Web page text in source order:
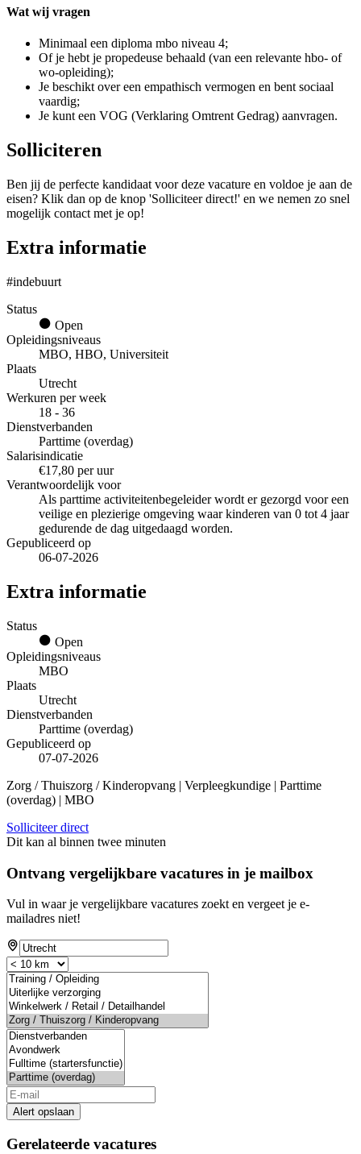
Wat wij vragen
Minimaal een diploma mbo niveau 4;
Of je hebt je propedeuse behaald (van een relevante hbo- of
wo-opleiding);
Je beschikt over een empathisch vermogen en bent sociaal
vaardig;
Je kunt een VOG (Verklaring Omtrent Gedrag) aanvragen.
Solliciteren
Ben jij de perfecte kandidaat voor deze vacature en voldoe je aan de
eisen? Klik dan op de knop 'Solliciteer direct!' en we nemen zo snel
mogelijk contact met je op!
Extra informatie
#indebuurt
Status
Open
Opleidingsniveaus
MBO, HBO, Universiteit
Plaats
Utrecht
Werkuren per week
18 - 36
Dienstverbanden
Parttime (overdag)
Salarisindicatie
€17,80 per uur
Verantwoordelijk voor
Als parttime activiteitenbegeleider wordt er gezorgd voor een
veilige en plezierige omgeving waar kinderen van 0 tot 4 jaar
gedurende de dag uitgedaagd worden.
Gepubliceerd op
06-07-2026
Extra informatie
Status
Open
Opleidingsniveaus
MBO
Plaats
Utrecht
Dienstverbanden
Parttime (overdag)
Gepubliceerd op
07-07-2026
Zorg / Thuiszorg / Kinderopvang | Verpleegkundige | Parttime
(overdag) | MBO
Solliciteer direct
Dit kan al binnen twee minuten
Ontvang vergelijkbare vacatures in je mailbox
Vul in waar je vergelijkbare vacatures zoekt en vergeet je e-
mailadres niet!
Alert opslaan
Gerelateerde vacatures